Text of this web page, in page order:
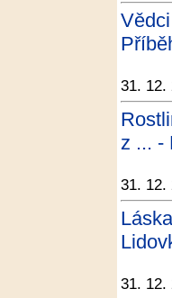
31. 12.
z ... -
31. 12.
31. 12.